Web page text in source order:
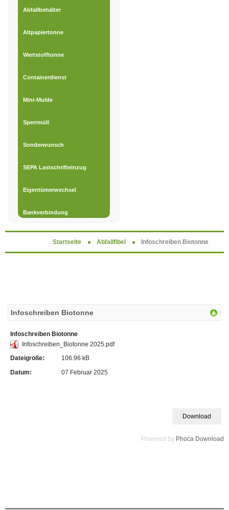
Abfallbehälter
Altpapiertonne
Wertstofftonne
Containerdienst
Mini-Mulde
Sperrmüll
Sonderwunsch
SEPA Lastschrifteinzug
Eigentümerwechsel
Bankverbindung
Startseite Abfallfibel Infoschreiben Biotonne
Infoschreiben Biotonne
Infoschreiben Biotonne
Infoschreiben_Biotonne 2025.pdf
Dateigröße:
106.96 kB
Datum:
07 Februar 2025
Powered by Phoca Download